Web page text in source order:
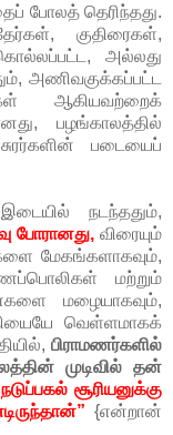
போலத் தெரிந்தது.
குதிரைகள்,
அல்லது
அணிவகுக்கப்பட்ட
ஆகியவற்றைக்
பழங்காலத்தில்
படையைப்
நடந்ததும்,
போரானது, விரையும்
மேகங்களாகவும்,
மற்றும்
மழையாகவும்,
வெள்ளமாகக்
பிராமணர்களில்
முடிவில் தன்
நடுப்பகல் சூரியனுக்கு
{என்றான்